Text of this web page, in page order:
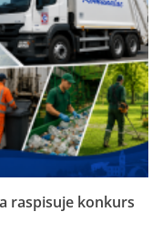
raspisuje konkurs